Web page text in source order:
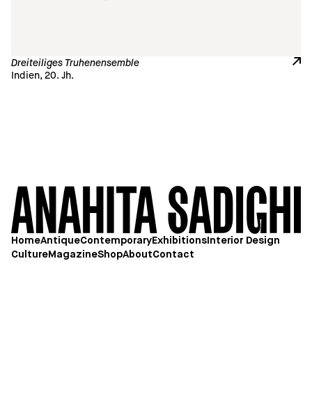
Dreiteiliges Truhenensemble
Indien, 20. Jh.
HomeAntiqueContemporary Exhibitions Interior Design
Culture MagazineShopAboutContact